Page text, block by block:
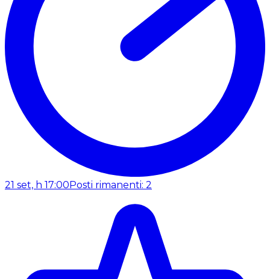
21 set, h 17:00Posti rimanenti: 2